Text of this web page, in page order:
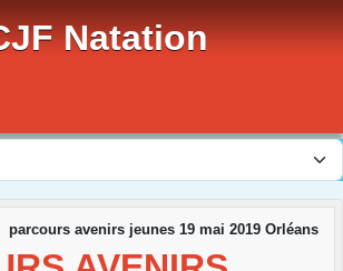
Natation
parcours avenirs jeunes 19 mai 2019 Orléans
des cookies